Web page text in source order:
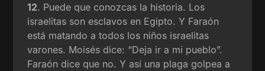
12. Puede que conozcas la historia. Los
israelitas son esclavos en Egipto. Y Faraón
está matando a todos los niños israelitas
varones. Moisés dice: “Deja ir a mi pueblo”.
Faraón dice que no. Y así una plaga golpea a